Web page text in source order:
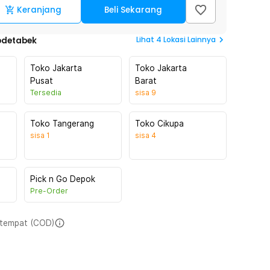
Keranjang Beli Sekarang
Lihat 4 Lokasi Lainnya
Toko Jakarta
Pusat
Tersedia
Toko Jakarta
Barat
sisa 9
Toko Tangerang
sisa 1
Toko Cikupa
sisa 4
Pick n Go Depok
Pre-Order
(COD)